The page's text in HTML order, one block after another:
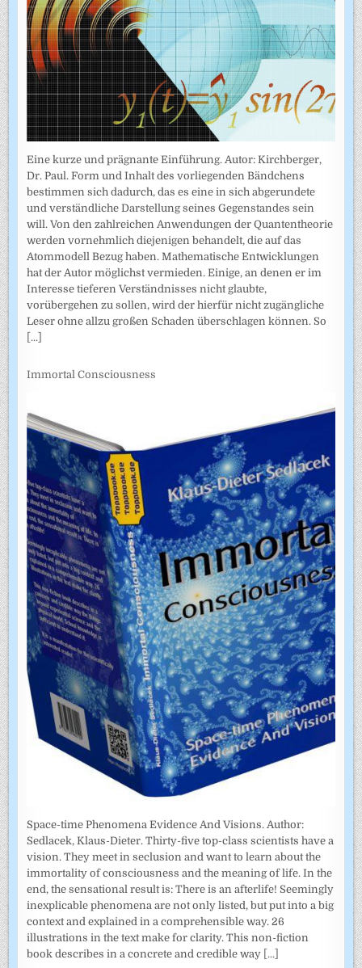
Eine kurze und prägnante Einführung. Autor: Kirchberger,
Dr. Paul. Form und Inhalt des vorliegenden Bändchens
bestimmen sich dadurch, das es eine in sich abgerundete
und verständliche Darstellung seines Gegenstandes sein
will. Von den zahlreichen Anwendungen der Quantentheorie
werden vornehmlich diejenigen behandelt, die auf das
Atommodell Bezug haben. Mathematische Entwicklungen
hat der Autor möglichst vermieden. Einige, an denen er im
Interesse tieferen Verständnisses nicht glaubte,
vorübergehen zu sollen, wird der hierfür nicht zugängliche
Leser ohne allzu großen Schaden überschlagen können. So
[...]
Immortal Consciousness
Space-time Phenomena Evidence And Visions. Author:
Sedlacek, Klaus-Dieter. Thirty-five top-class scientists have a
vision. They meet in seclusion and want to learn about the
immortality of consciousness and the meaning of life. In the
end, the sensational result is: There is an afterlife! Seemingly
inexplicable phenomena are not only listed, but put into a big
context and explained in a comprehensible way. 26
illustrations in the text make for clarity. This non-fiction
book describes in a concrete and credible way [...]